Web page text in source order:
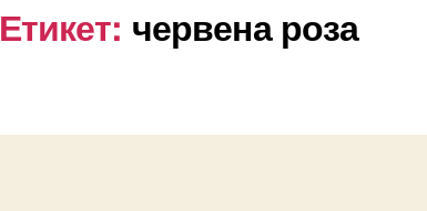
Етикет: червена роза